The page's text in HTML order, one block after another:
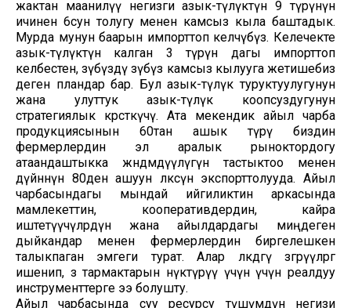
жактан маанилүү негизги азык-түлүктүн 9 түрүнүн
ичинен 6сун толугу менен камсыз кыла баштадык.
Мурда мунун баарын импорттоп келчүбүз. Келечекте
азык-түлүктүн калган 3 түрүн дагы импорттоп
келбестен, өзүбүздү өзүбүз камсыз кылууга жетишебиз
деген пландар бар. Бул азык-түлүк туруктуулугунун
жана улуттук азык-түлүк коопсуздугунун
стратегиялык көрсөткүчү. Ата мекендик айыл чарба
продукциясынын 60тан ашык түрү биздин
фермерлердин эл аралык рыноктордогу
атаандаштыкка жөндөмдүүлүгүн тастыктоо менен
дүйнөнүн 80ден ашуун өлкөсүнө экспорттолууда. Айыл
чарбасындагы мындай ийгиликтин аркасында
мамлекеттин, кооперативдердин, кайра
иштетүүчүлөрдүн жана айылдардагы миңдеген
дыйкандар менен фермерлердин биргелешкен
талыкпаган эмгеги турат. Алар өлкөдөгү өзгөрүүлөргө
ишенип, өз тармактарын өнүктүрүү үчүн үчүн реалдуу
инструменттерге ээ болушту.
Айыл чарбасында суу ресурсу түшүмдүн негизи